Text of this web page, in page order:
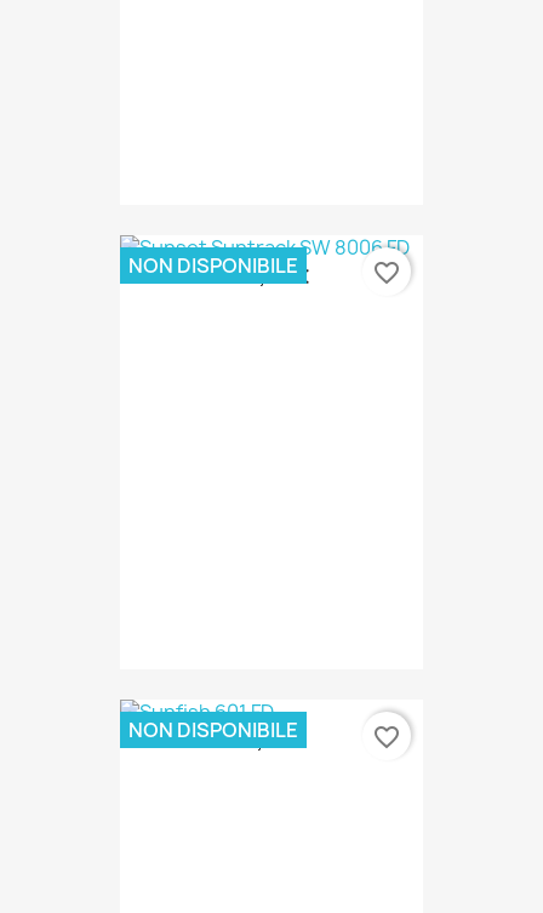
55,00 €
NON DISPONIBILE favorite_border
19,00 €
NON DISPONIBILE favorite_border